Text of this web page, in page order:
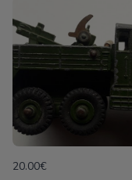
20.00€